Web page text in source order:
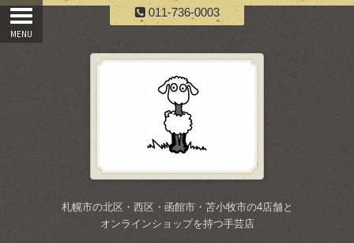
011-736-0003
札幌市の北区・西区・函館市・苫小牧市の4店舗と
オンラインショップを持つ手芸店